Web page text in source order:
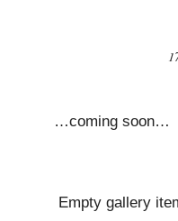
…coming soon…
Empty gallery